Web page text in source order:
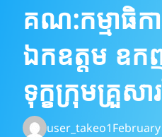
គណ:កម្មាធិ
ឯកឧត្តម ឧក
ទុក្ខក្រុមគ្រួស
user_takeo1